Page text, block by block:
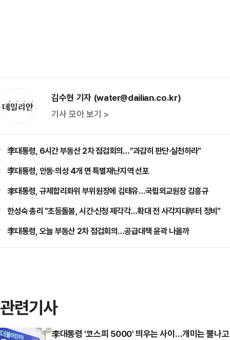
김수현 기자 (water@dailian.co.kr)
기사 모아 보기 >
李대통령, 6시간 부동산 2차 점검회의…"과감히 판단·실천하라"
李대통령, 안동·의성 4개 면 특별재난지역 선포
李대통령, 규제합리화위 부위원장에 김태유…국립외교원장 김흥규
한성숙 총리 "초등돌봄, 시간·신청 제각각…확대 전 사각지대부터 정비"
李대통령, 오늘 부동산 2차 점검회의…공급대책 윤곽 나올까
관련기사
李대통령 '코스피 5000' 띄우는 사이…개미는 뿔나